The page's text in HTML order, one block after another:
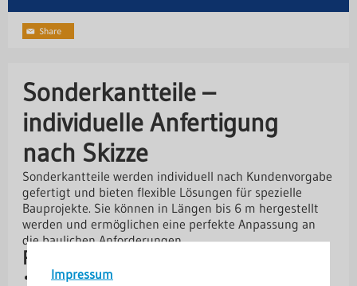
Impressum
Sonderkantteile –
individuelle Anfertigung
nach Skizze
Sonderkantteile werden individuell nach Kundenvorgabe
gefertigt und bieten flexible Lösungen für spezielle
Bauprojekte. Sie können in Längen bis 6 m hergestellt
werden und ermöglichen eine perfekte Anpassung an
die baulichen Anforderungen.
Produktvorteile
Maßanfertigung nach Kundenskizze